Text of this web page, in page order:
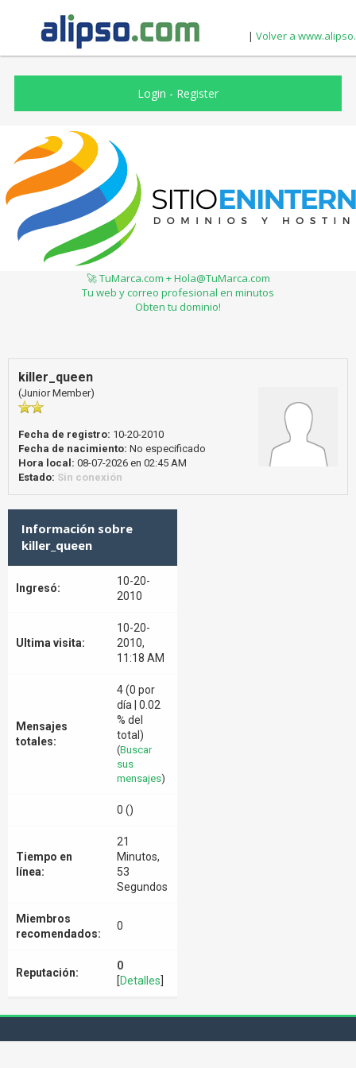
| Volver a
Login - Register
🚀 TuMarca.com + Hola@TuMarca.com
Tu web y correo profesional en minutos
Obten tu dominio!
killer_queen
(Junior Member)
Fecha de registro: 10-20-2010
Fecha de nacimiento: No especificado
Hora local: 08-07-2026 en 02:45 AM
Estado: Sin conexión
Información sobre
killer_queen
Ingresó:
10-20-
2010
Ultima visita:
10-20-
2010,
11:18 AM
Mensajes
totales:
4 (0 por
día | 0.02
% del
total)
(Buscar
sus
mensajes)
0 ()
Tiempo en
línea:
21
Minutos,
53
Segundos
Miembros
recomendados:
0
Reputación:
0
[Detalles